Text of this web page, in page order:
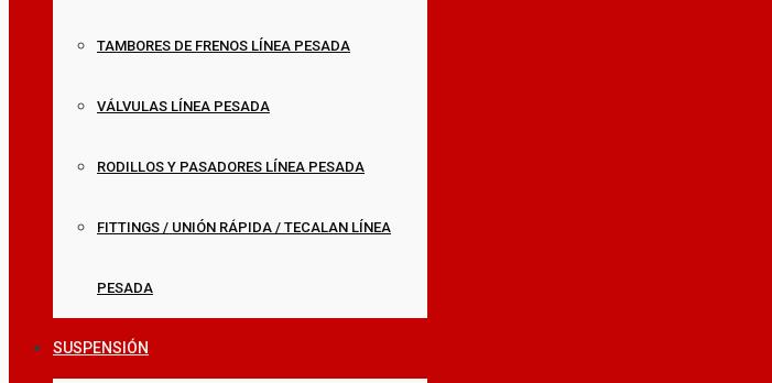
TAMBORES DE FRENOS LÍNEA PESADA
VÁLVULAS LÍNEA PESADA
RODILLOS Y PASADORES LÍNEA PESADA
FITTINGS / UNIÓN RÁPIDA / TECALAN LÍNEA
PESADA
SUSPENSIÓN